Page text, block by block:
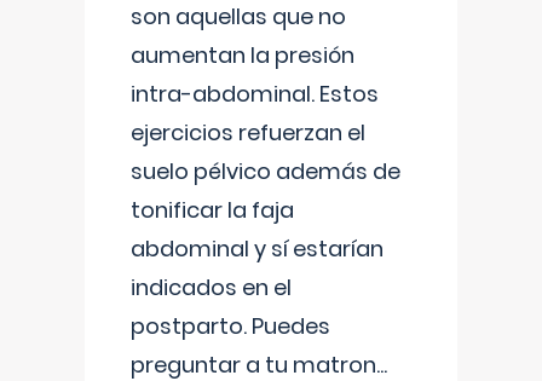
son aquellas que no
aumentan la presión
intra-abdominal. Estos
ejercicios refuerzan el
suelo pélvico además de
tonificar la faja
abdominal y sí estarían
indicados en el
postparto. Puedes
preguntar a tu matron...